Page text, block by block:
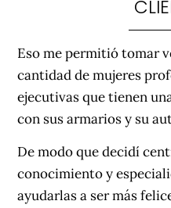
Eso me permitió tomar
cantidad de mujeres
ejecutivas que tienen
con sus armarios y su
De modo que decidí
conocimiento y
ayudarlas a ser más